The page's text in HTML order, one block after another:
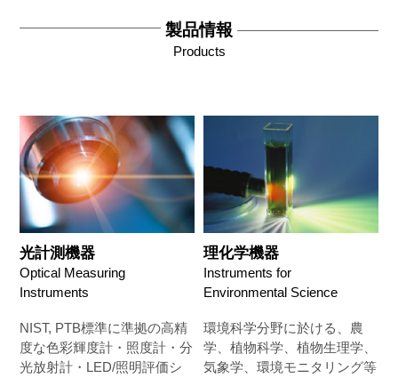
製品情報
Products
光計測機器
Optical Measuring
Instruments
NIST, PTB標準に準拠の高精
度な色彩輝度計・照度計・分
光放射計・LED/照明評価シ
理化学機器
Instruments for
Environmental Science
環境科学分野に於ける、農
学、植物科学、植物生理学、
気象学、環境モニタリング等